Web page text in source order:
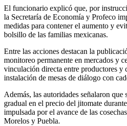
El funcionario explicó que, por
la Secretaría de Economía y Profeco
medidas para contener el aumento y
bolsillo de las familias mexicanas.
Entre las acciones destacan la
monitoreo permanente en mercados y
vinculación directa entre productores y
instalación de mesas de diálogo con
Además, las autoridades señalaron
gradual en el precio del jitomate
impulsada por el avance de las
Morelos y Puebla.